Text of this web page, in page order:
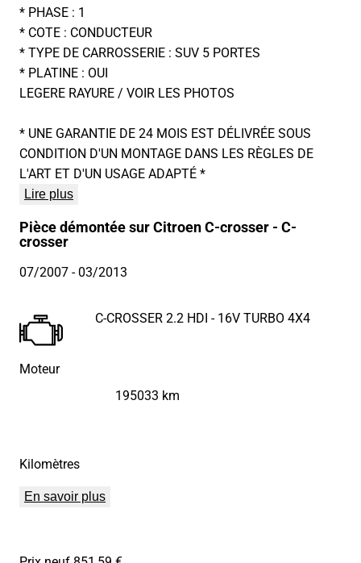
* PHASE : 1
* COTE : CONDUCTEUR
* TYPE DE CARROSSERIE : SUV 5 PORTES
* PLATINE : OUI
LEGERE RAYURE / VOIR LES PHOTOS
* UNE GARANTIE DE 24 MOIS EST DÉLIVRÉE SOUS
CONDITION D'UN MONTAGE DANS LES RÈGLES DE
L'ART ET D'UN USAGE ADAPTÉ *
Lire plus
Pièce démontée sur Citroen C-crosser - C-
crosser
07/2007- 03/2013
Moteur
C-CROSSER 2.2 HDI - 16V TURBO 4X4
Kilomètres
195033 km
En savoir plus